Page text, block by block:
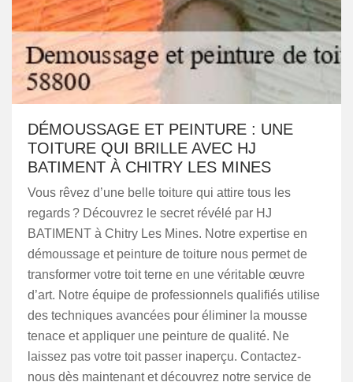
DÉMOUSSAGE ET PEINTURE : UNE
TOITURE QUI BRILLE AVEC HJ
BATIMENT À CHITRY LES MINES
Vous rêvez d’une belle toiture qui attire tous les
regards ? Découvrez le secret révélé par HJ
BATIMENT à Chitry Les Mines. Notre expertise en
démoussage et peinture de toiture nous permet de
transformer votre toit terne en une véritable œuvre
d’art. Notre équipe de professionnels qualifiés utilise
des techniques avancées pour éliminer la mousse
tenace et appliquer une peinture de qualité. Ne
laissez pas votre toit passer inaperçu. Contactez-
nous dès maintenant et découvrez notre service de